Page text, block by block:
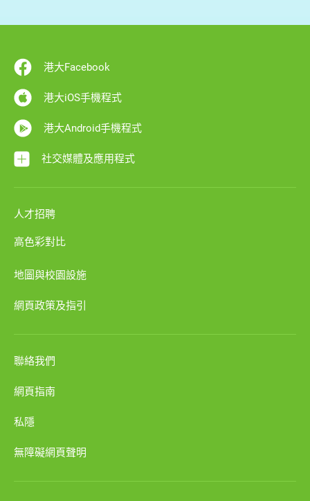
港大Facebook
港大iOS手機程式
港大Android手機程式
社交媒體及應用程式
人才招聘
高色彩對比
地圖與校園設施
網頁政策及指引
聯絡我們
網頁指南
私隱
無障礙網頁聲明